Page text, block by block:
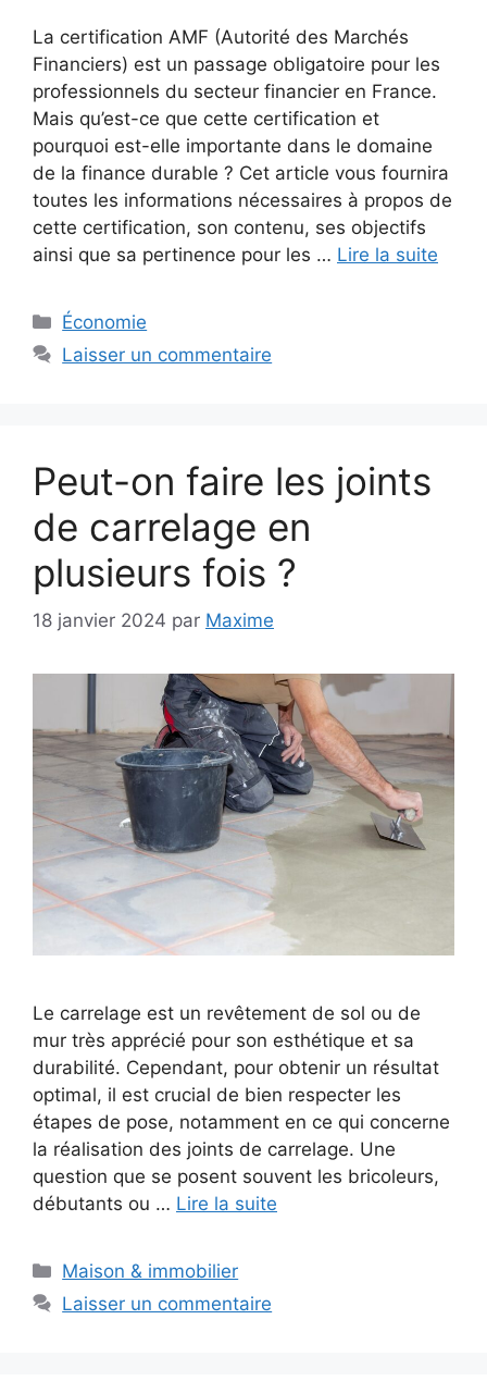
La certification AMF (Autorité des Marchés
Financiers) est un passage obligatoire pour les
professionnels du secteur financier en France.
Mais qu’est-ce que cette certification et
pourquoi est-elle importante dans le domaine
de la finance durable ? Cet article vous fournira
toutes les informations nécessaires à propos de
cette certification, son contenu, ses objectifs
ainsi que sa pertinence pour les … Lire la suite
Catégories
Économie
Laisser un commentaire
Peut-on faire les joints
de carrelage en
plusieurs fois ?
18 janvier 2024 par Maxime
Le carrelage est un revêtement de sol ou de
mur très apprécié pour son esthétique et sa
durabilité. Cependant, pour obtenir un résultat
optimal, il est crucial de bien respecter les
étapes de pose, notamment en ce qui concerne
la réalisation des joints de carrelage. Une
question que se posent souvent les bricoleurs,
débutants ou … Lire la suite
Catégories
Maison & immobilier
Laisser un commentaire